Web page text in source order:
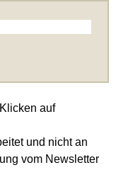
auf
und nicht an
vom Newsletter